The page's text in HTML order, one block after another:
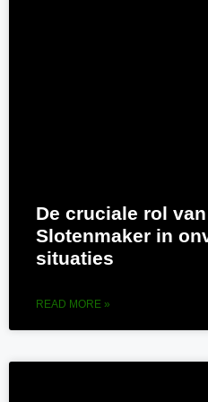
De cruciale rol
Slotenmaker in
situaties
READ MORE »